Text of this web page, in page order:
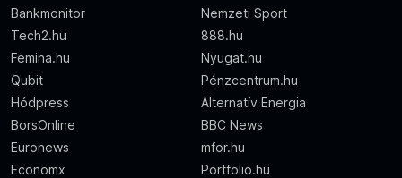
Bankmonitor
Nemzeti Sport
Tech2.hu
888.hu
Femina.hu
Nyugat.hu
Qubit
Pénzcentrum.hu
Hódpress
Alternatív Energia
BorsOnline
BBC News
Euronews
mfor.hu
Economx
Portfolio.hu